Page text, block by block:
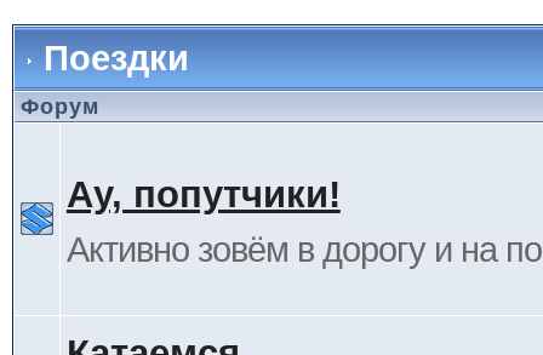
Поездки
Форум
Ау, попутчики!
Активно зовём в дорогу и на